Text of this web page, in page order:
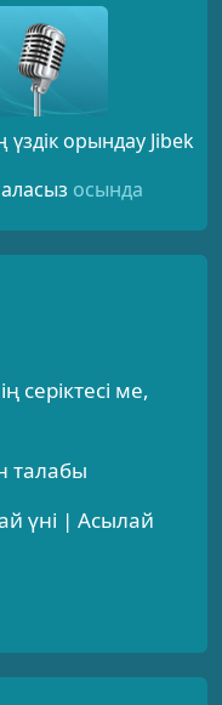
орындау Jibek
осында
серіктесі ме,
талабы
үні | Асылай